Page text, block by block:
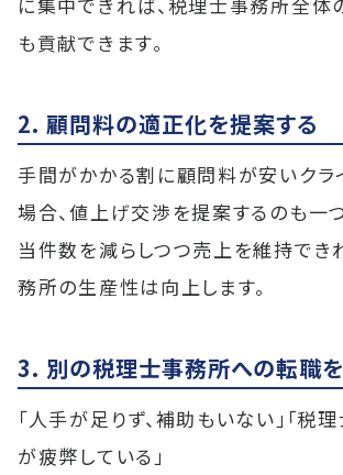
も貢献できます。
2. 顧問料の適正化を提案する
手間がかかる割に顧問料が安いクラ
場合、値上げ交渉を提案するのも一
当件数を減らしつつ売上を維持でき
務所の生産性は向上します。
3. 別の税理士事務所への転職
「人手が足りず、補助もいない」「税
が疲弊している」